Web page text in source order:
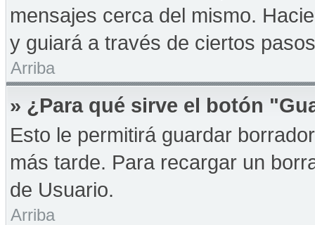
mensajes cerca del mismo.
y guiará a través de ciertos
Arriba
» ¿Para qué sirve el botón
Esto le permitirá guardar
más tarde. Para recargar un
de Usuario.
Arriba